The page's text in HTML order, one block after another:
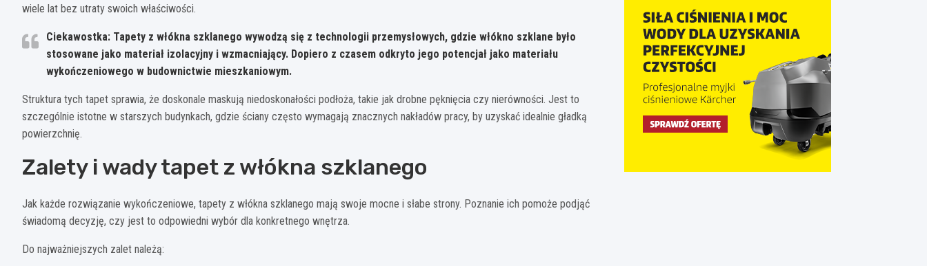
wiele lat bez utraty swoich właściwości.
Ciekawostka: Tapety z włókna szklanego wywodzą się z technologii przemysłowych, gdzie włókno szklane było
stosowane jako materiał izolacyjny i wzmacniający. Dopiero z czasem odkryto jego potencjał jako materiału
wykończeniowego w budownictwie mieszkaniowym.
Struktura tych tapet sprawia, że doskonale maskują niedoskonałości podłoża, takie jak drobne pęknięcia czy nierówności. Jest to
szczególnie istotne w starszych budynkach, gdzie ściany często wymagają znacznych nakładów pracy, by uzyskać idealnie gładką
powierzchnię.
Zalety i wady tapet z włókna szklanego
Jak każde rozwiązanie wykończeniowe, tapety z włókna szklanego mają swoje mocne i słabe strony. Poznanie ich pomoże podjąć
świadomą decyzję, czy jest to odpowiedni wybór dla konkretnego wnętrza.
Do najważniejszych zalet należą: